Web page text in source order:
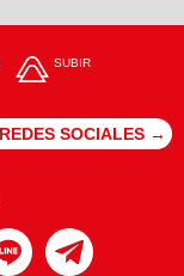
SUBIR
SOCIALES →